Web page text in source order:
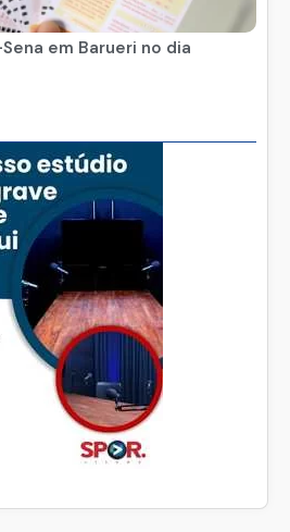
em Barueri no dia